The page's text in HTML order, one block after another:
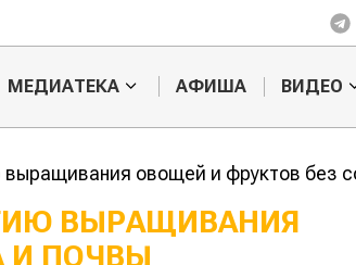
МЕДИАТЕКА АФИША ВИДЕО
овощей и фруктов без
ВЫРАЩИВАНИЯ
И ПОЧВЫ